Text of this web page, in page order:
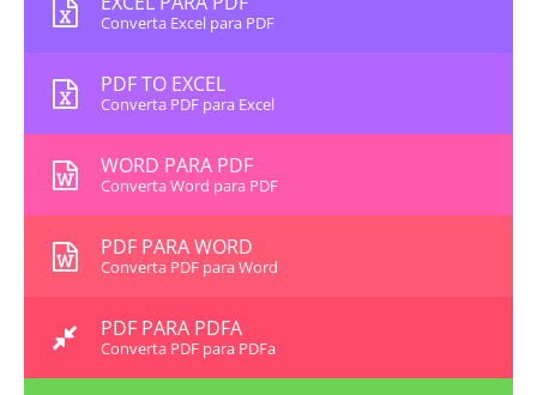
Converta Excel para PDF
PDF TO EXCEL
Converta PDF para Excel
WORD PARA PDF
Converta Word para PDF
PDF PARA WORD
Converta PDF para Word
PDF PARA PDFA
Converta PDF para PDFa